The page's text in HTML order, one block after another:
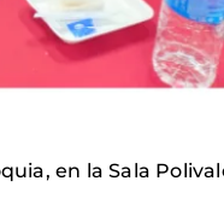
en la Sala